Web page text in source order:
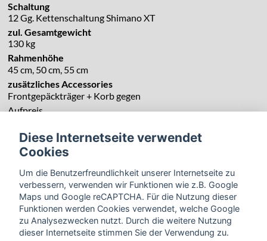
Schaltung
12 Gg. Kettenschaltung Shimano XT
zul. Gesamtgewicht
130 kg
Rahmenhöhe
45 cm, 50 cm, 55 cm
zusätzliches Accessories
Frontgepäckträger + Korb gegen
Aufpreis
Diese Internetseite verwendet
Cookies
Um die Benutzerfreundlichkeit unserer Internetseite zu
verbessern, verwenden wir Funktionen wie z.B. Google
Maps und Google reCAPTCHA. Für die Nutzung dieser
Funktionen werden Cookies verwendet, welche Google
zu Analysezwecken nutzt. Durch die weitere Nutzung
dieser Internetseite stimmen Sie der Verwendung zu.